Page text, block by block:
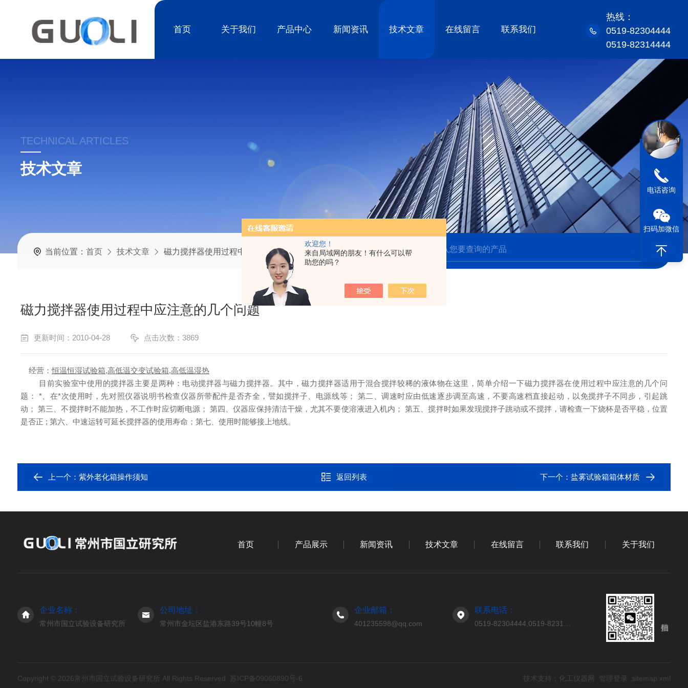
欢迎您！
来自局域网的朋友！有什么可以帮
助您的吗？
首页 关于我们 产品中心 新闻资讯 技术文章 在线留言 联系我们
热线：
0519-82304444
0519-82314444
TECHNICAL ARTICLES
技术文章
当前位置： 首页 技术文章 磁力搅拌器使用过程中应注意的几个问题
磁力搅拌器使用过程中应注意的几个问题
更新时间：2010-04-28 点击次数：3869
经营：恒温恒湿试验箱,高低温交变试验箱,高低温湿热
目前实验室中使用的搅拌器主要是两种：电动搅拌器与磁力搅拌器。 其中，磁力搅拌器适用于混合搅拌较稀的液体物在这里，简单介绍一下磁力搅拌器在使用过程中应注意的几个问
题：
*、在*次使用时，先对照仪器说明书检查仪器所带配件是否齐全，譬如搅拌子、电源线等；
第二、调速时应由低速逐步调至高速，不要高速档直接起动，以免搅拌子不同步，引起跳
动； 第三、不搅拌时不能加热，不工作时应切断电源； 第四、仪器应保持清洁干燥，尤其不要使溶液进入机内； 第五、搅拌时如果发现搅拌子跳动或不搅拌，请检查一下烧杯是否平稳，位置
是否正 ; 第六、中速运转可延长搅拌器的使用寿命；第七、使用时能够接上地线。
上一个： 紫外老化箱操作须知 返回列表 下一个：盐雾试验箱箱体材质
首页 产品展示 新闻资讯 技术文章 在线留言 联系我们 关于我们
企业名称：
常州市国立试验设备研究所
公司地址：
常州市金坛区盐港东路39号10幢8号
企业邮箱：
401235598@qq.com
联系电话：
Copyright © 2026常州市国立试验设备研究所 All Rights Reserved 苏ICP备09060890号-6 技术支持： 化工仪器网 管理登录 sitemap.xml
电话咨询
扫码加微信